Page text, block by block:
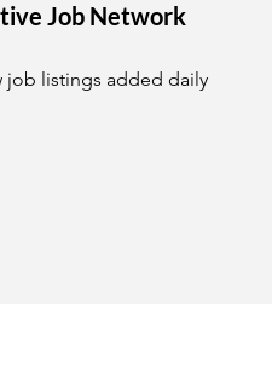
Job Network
job listings added daily